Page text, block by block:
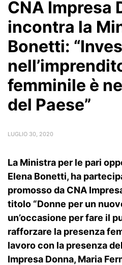
CNA Impresa
incontra la
Bonetti:
femminile è
del Paese”
LUGLIO 30, 2020
La Ministra per le pari
Elena Bonetti, ha
promosso da CNA
titolo “Donne per un
un’occasione per fare il
rafforzare la presenza
lavoro con la presenza
Impresa Donna, Maria